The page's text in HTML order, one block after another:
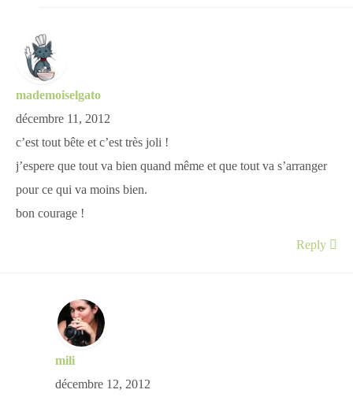
mademoiselgato
décembre 11, 2012
c’est tout bête et c’est très joli !
j’espere que tout va bien quand même et que tout va s’arranger
pour ce qui va moins bien.
bon courage !
Reply
mili
décembre 12, 2012